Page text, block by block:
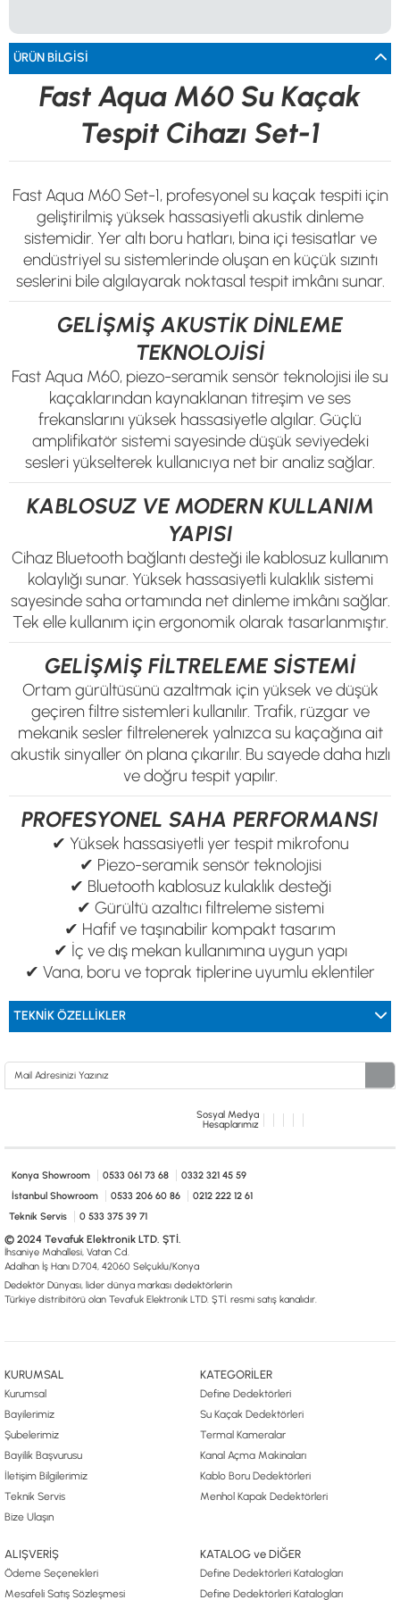
© 2024 Tevafuk Elektronik LTD. ŞTİ.
Dedektör Dünyası, lider dünya markası dedektörlerin
Türkiye distribitörü olan Tevafuk Elektronik LTD. ŞTİ. resmi satış kanalıdır.
ÜRÜN BILGISI
Fast Aqua M60 Su Kaçak
Tespit Cihazı Set-1
Fast Aqua M60 Set-1, profesyonel su kaçak tespiti için
geliştirilmiş yüksek hassasiyetli akustik dinleme
sistemidir. Yer altı boru hatları, bina içi tesisatlar ve
endüstriyel su sistemlerinde oluşan en küçük sızıntı
seslerini bile algılayarak noktasal tespit imkânı sunar.
GELİŞMİŞ AKUSTİK DİNLEME
TEKNOLOJİSİ
Fast Aqua M60, piezo-seramik sensör teknolojisi ile su
kaçaklarından kaynaklanan titreşim ve ses
frekanslarını yüksek hassasiyetle algılar. Güçlü
amplifikatör sistemi sayesinde düşük seviyedeki
sesleri yükselterek kullanıcıya net bir analiz sağlar.
KABLOSUZ VE MODERN KULLANIM
YAPISI
Cihaz Bluetooth bağlantı desteği ile kablosuz kullanım
kolaylığı sunar. Yüksek hassasiyetli kulaklık sistemi
sayesinde saha ortamında net dinleme imkânı sağlar.
Tek elle kullanım için ergonomik olarak tasarlanmıştır.
GELİŞMİŞ FİLTRELEME SİSTEMİ
Ortam gürültüsünü azaltmak için yüksek ve düşük
geçiren filtre sistemleri kullanılır. Trafik, rüzgar ve
mekanik sesler filtrelenerek yalnızca su kaçağına ait
akustik sinyaller ön plana çıkarılır. Bu sayede daha hızlı
ve doğru tespit yapılır.
PROFESYONEL SAHA PERFORMANSI
✔ Yüksek hassasiyetli yer tespit mikrofonu
✔ Piezo-seramik sensör teknolojisi
✔ Bluetooth kablosuz kulaklık desteği
✔ Gürültü azaltıcı filtreleme sistemi
✔ Hafif ve taşınabilir kompakt tasarım
✔ İç ve dış mekan kullanımına uygun yapı
✔ Vana, boru ve toprak tiplerine uyumlu eklentiler
TEKNİK ÖZELLİKLER
Sosyal Medya
Hesaplarımız
Konya Showroom 0533 061 73 68
0332 321 45 59
İstanbul Showroom
0533 206 60 86
0212 222 12 61
Teknik Servis
0 533 375 39 71
© 2024 Tevafuk Elektronik LTD. ŞTİ.
İhsaniye Mahallesi, Vatan Cd.
Adalhan İş Hanı D:704, 42060 Selçuklu/Konya
Dedektör Dünyası, lider dünya markası dedektörlerin
Türkiye distribitörü olan Tevafuk Elektronik LTD. ŞTİ. resmi satış kanalıdır.
KURUMSAL
Kurumsal
Bayilerimiz
Şubelerimiz
Bayilik Başvurusu
İletişim Bilgilerimiz
Teknik Servis
Bize Ulaşın
KATEGORİLER
Define Dedektörleri
Su Kaçak Dedektörleri
Termal Kameralar
Kanal Açma Makinaları
Kablo Boru Dedektörleri
Menhol Kapak Dedektörleri
ALIŞVERİŞ
Ödeme Seçenekleri
Mesafeli Satış Sözleşmesi
KATALOG ve DİĞER
Define Dedektörleri Katalogları
Define Dedektörleri Katalogları